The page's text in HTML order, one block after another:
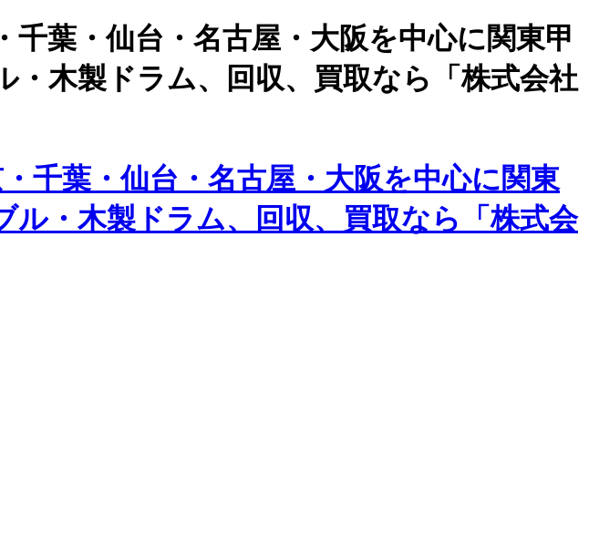
葉・仙台・名古屋・大阪を中心に関東甲
木製ドラム、回収、買取なら「株式会社